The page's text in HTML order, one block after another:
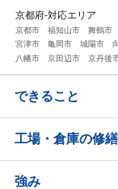
京都府-対応エリア
京都市 福知山市 舞鶴市
宮津市
亀岡市 城陽市
八幡市
京田辺市 京丹後
できること
工場・倉庫の修繕
強み